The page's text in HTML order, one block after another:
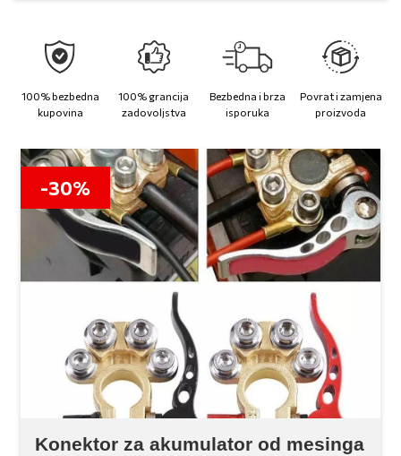
100% bezbedna
kupovina
100% grancija
zadovoljstva
Bezbedna i brza
isporuka
Povrat i zamjena
proizvoda
-30%
Konektor za akumulator od mesinga